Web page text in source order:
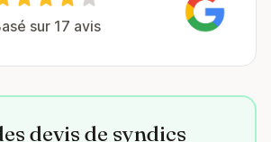
sur 17 avis
devis de syndics